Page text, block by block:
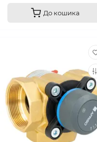
До кошика